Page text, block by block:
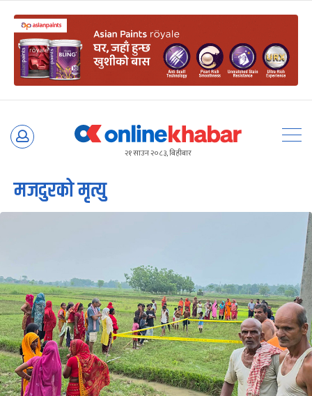
Skip
२१ साउन २०८३, बिहीबार
मजदुरको मृत्यु